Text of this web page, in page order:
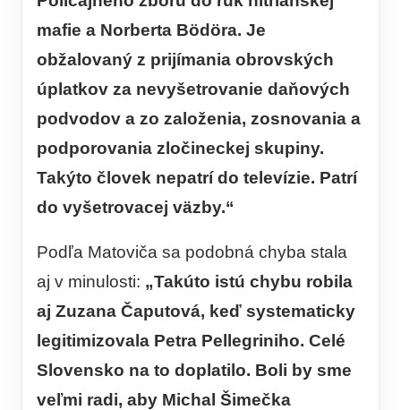
mafie a Norberta Bödöra. Je
obžalovaný z prijímania obrovských
úplatkov za nevyšetrovanie daňových
podvodov a zo založenia, zosnovania a
podporovania zločineckej skupiny.
Takýto človek nepatrí do televízie. Patrí
do vyšetrovacej väzby.“
Podľa Matoviča sa podobná chyba stala
aj v minulosti: „Takúto istú chybu robila
aj Zuzana Čaputová, keď systematicky
legitimizovala Petra Pellegriniho. Celé
Slovensko na to doplatilo. Boli by sme
veľmi radi, aby Michal Šimečka